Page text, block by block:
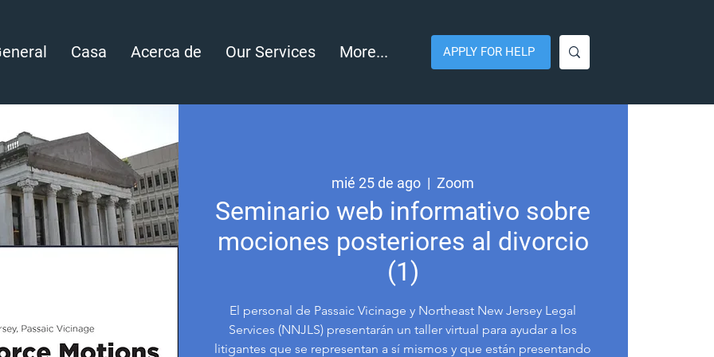
Casa Acerca de Our Services More... APPLY FOR HELP
mié 25 de ago
  |
Zoom
Seminario web informativo sobre
mociones posteriores al divorcio
(1)
El personal de Passaic Vicinage y Northeast New Jersey Legal
Services (NNJLS) presentarán un taller virtual para ayudar a los
litigantes que se representan a sí mismos y que están presentando